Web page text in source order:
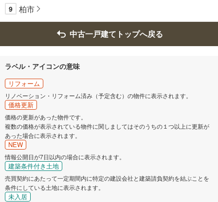
9 柏市
中古一戸建てトップへ戻る
ラベル・アイコンの意味
リフォーム
リノベーション・リフォーム済み（予定含む）の物件に表示されます。
価格更新
価格の更新があった物件です。
複数の価格が表示されている物件に関しましてはそのうちの１つ以上に更新が
あった場合に表示されます。
NEW
情報公開日が7日以内の場合に表示されます。
建築条件付き土地
売買契約にあたって一定期間内に特定の建設会社と建築請負契約を結ぶことを
条件にしている土地に表示されます。
未入居